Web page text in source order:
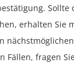
Sollte
erhalten Sie
Fällen, fragen